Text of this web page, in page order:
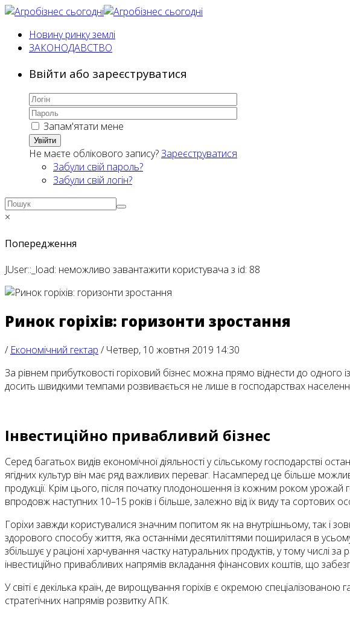
Новину ринку землі
ЗАКОНОДАВСТВО
Ввійти або зареєструватися
Запам'ятати мене
Увійти
Не маєте облікового запису?Зареєструватися
Забули свій пароль?
Забули свій логін?
×
Попередження
JUser::_load: неможливо завантажити користувача з id: 88
Ринок горіхів: горизонти зростання
/ Економічний гектар /Четвер, 10 жовтня 2019 14:30
За рівнем прибутковості горіховий бізнес можна прямо віднести до одного
досить швидкими темпами розвивається не лише в господарствах
Інвестиційно привабливий бізнес
Серед багатьох видів економічної діяльності у сільському господарстві
ягідних культур він має ряд важливих переваг. Насамперед це більше
продукції. Крім цього, після початку плодоношення із кожним роком
впродовж наступних 10–15 років і більше, залежно від їх виду та сортових
Горіхи завжди користувалися значним попитом як на внутрішньому, так і
здорового способу життя, яка останніми десятиліттями поширилася в
збільшує у раціоні харчування частку натуральних продуктів, у тому числі
інвестиційно привабливих напрямів вкладання фінансових коштів, що
У світі є декілька країн, де вирощування горіхів є окремою спеціалізованою
стратегічних напрямів розвитку АПК.